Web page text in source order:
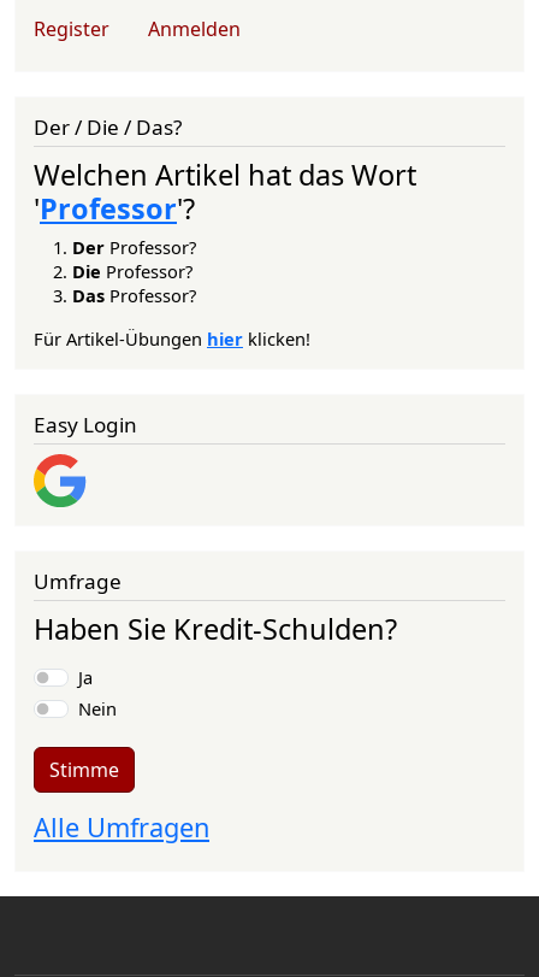
User account menu
Register Anmelden
Der / Die / Das?
Welchen Artikel hat das Wort
'Professor'?
Der Professor?
Die Professor?
Das Professor?
Für Artikel-Übungen hier klicken!
Easy Login
Umfrage
Haben Sie Kredit-Schulden?
Auswahlmöglichkeiten
Ja
Nein
Stimme
Alle Umfragen